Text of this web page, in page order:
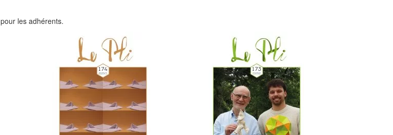
les adhérents.